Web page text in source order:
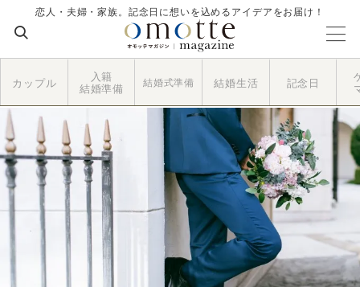
恋人・夫婦・家族。記念日に想いを込めるアイデアをお届け！
カップル
入籍
結婚準備
結婚式準備 結婚生活 記念日